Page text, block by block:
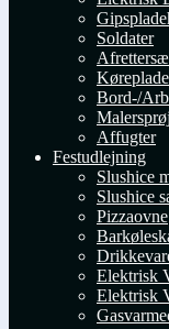
Soldater
Bord-/
Affugter
Festudlejning
Slushice
Slushice
Pizzaovne
Elektrisk
Elektrisk